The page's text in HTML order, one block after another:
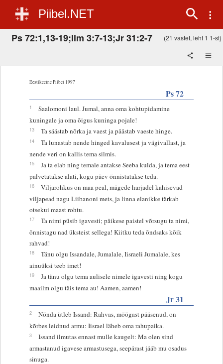
Piibel.NET
Ps 72:1,13-19;Ilm 3:7-13;Jr 31:2-7 (21 vastet, leht 1 1-st)
Eestikeelne Piibel 1997
Ps 72
1
Saalomoni laul. Jumal, anna oma kohtupidamine
kuningale ja oma õigus kuninga pojale!
13 Ta säästab nõrka ja vaest ja päästab vaeste hinge.
14
Ta lunastab nende hinged kavalusest ja vägivallast, ja
nende veri on kallis tema silmis.
15
Ja ta elab ning temale antakse Seeba kulda, ja tema eest
palvetatakse alati, kogu päev õnnistatakse teda.
16
Viljarohkus on maa peal, mägede harjadel kahisevad
viljapead nagu Liibanoni mets, ja linna elanikke tärkab
otsekui maast rohtu.
17
Ta nimi püsib igavesti; päikese paistel võrsugu ta nimi,
õnnistagu nad üksteist sellega! Kiitku teda õndsaks kõik
rahvad!
18
Tänu olgu Issandale, Jumalale, Iisraeli Jumalale, kes
ainuüksi teeb imet!
19
Ja tänu olgu tema aulisele nimele igavesti ning kogu
maailm olgu täis tema au! Aamen, aamen!
Jr 31
2
Nõnda ütleb Issand: Rahvas, mõõgast pääsenud, on
kõrbes leidnud armu: Iisrael läheb oma rahupaika.
3
Issand ilmutas ennast mulle kaugelt: Ma olen sind
armastanud igavese armastusega, seepärast jääb mu osadus
sinuga.